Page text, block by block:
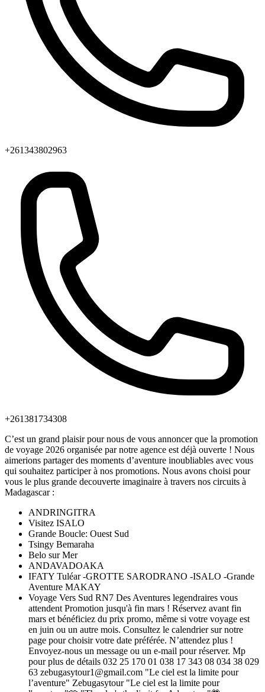
+261343802963
+261381734308
C’est un grand plaisir pour nous de vous annoncer que la promotion
de voyage 2026 organisée par notre agence est déjà ouverte ! Nous
aimerions partager des moments d’aventure inoubliables avec vous
qui souhaitez participer à nos promotions. Nous avons choisi pour
vous le plus grande decouverte imaginaire à travers nos circuits à
Madagascar :
ANDRINGITRA
Visitez ISALO
Grande Boucle: Ouest Sud
Tsingy Bemaraha
Belo sur Mer
ANDAVADOAKA
IFATY Tuléar -GROTTE SARODRANO -ISALO -Grande
Aventure MAKAY
Voyage Vers Sud RN7 Des Aventures legendraires vous
attendent Promotion jusqu'à fin mars ! Réservez avant fin
mars et bénéficiez du prix promo, même si votre voyage est
en juin ou un autre mois. Consultez le calendrier sur notre
page pour choisir votre date préférée. N’attendez plus !
Envoyez-nous un message ou un e-mail pour réserver. Mp
pour plus de détails 032 25 170 01 038 17 343 08 034 38 029
63 zebugasytour1@gmail.com "Le ciel est la limite pour
l’aventure" Zebugasytour "Le ciel est la limite pour